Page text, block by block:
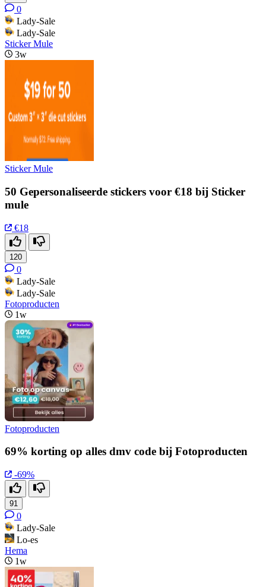
0
Lady-Sale
Lady-Sale
Sticker Mule
3w
Sticker Mule
50 Gepersonaliseerde stickers voor €18 bij Sticker
mule
€18
120
0
Lady-Sale
Lady-Sale
Fotoproducten
1w
Fotoproducten
69% korting op alles dmv code bij Fotoproducten
-69%
91
0
Lady-Sale
Lo-es
Hema
1w